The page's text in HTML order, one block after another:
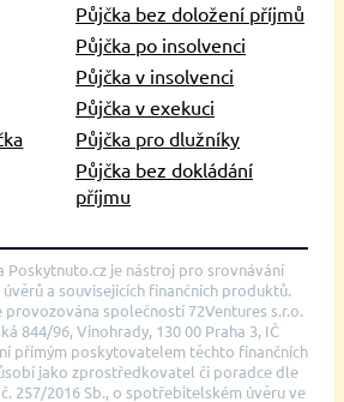
Půjčka bez doložení příjmů
Půjčka po insolvenci
Půjčka v insolvenci
Půjčka v exekuci
Půjčka pro dlužníky
Půjčka bez dokládání
příjmu
Poskytnuto.cz je nástroj pro srovnávání
a souvisejících finančních produktů.
společností 72Ventures s.r.o.
844/96, Vinohrady, 130 00 Praha 3, IČ
přímým poskytovatelem těchto finančních
jako zprostředkovatel či poradce dle
257/2016 Sb., o spotřebitelském úvěru ve